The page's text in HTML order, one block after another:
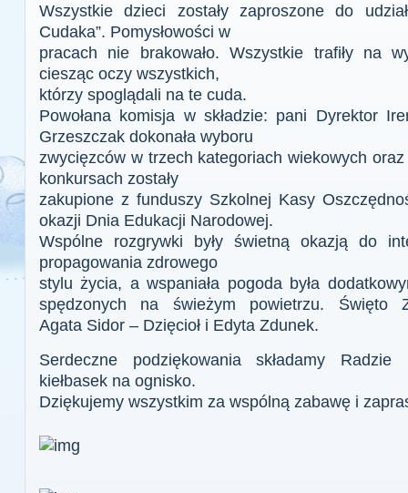
Wszystkie dzieci zostały zaproszone do
Cudaka”. Pomysłowości w
pracach nie brakowało. Wszystkie trafiły na
ciesząc oczy wszystkich,
którzy spoglądali na te cuda.
Powołana komisja w składzie: pani Dyrektor
Grzeszczak dokonała wyboru
zwycięzców w trzech kategoriach wiekowych
konkursach zostały
zakupione z funduszy Szkolnej Kasy
okazji Dnia Edukacji Narodowej.
Wspólne rozgrywki były świetną okazją do
propagowania zdrowego
stylu życia, a wspaniała pogoda była
spędzonych na świeżym powietrzu. Święto
Agata Sidor – Dzięcioł i Edyta Zdunek.
Serdeczne podziękowania składamy Radzie
kiełbasek na ognisko.
Dziękujemy wszystkim za wspólną zabawę i